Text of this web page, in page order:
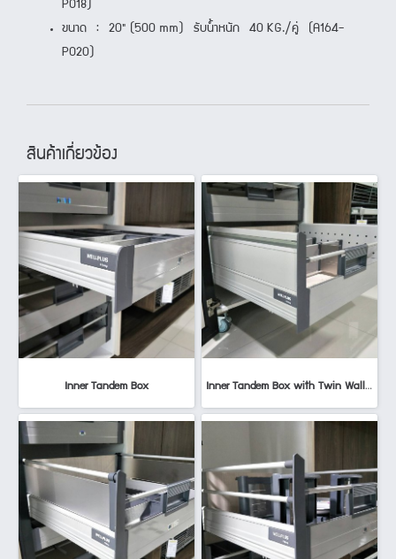
PO18)
ขนาด : 20" (500 mm) รับน้ำหนัก 40 KG./คู่ (A164-
PO20)
สินค้าเกี่ยวข้อง
Inner Tandem Box Inner Tandem Box with Twin Wall Metal Side Panel